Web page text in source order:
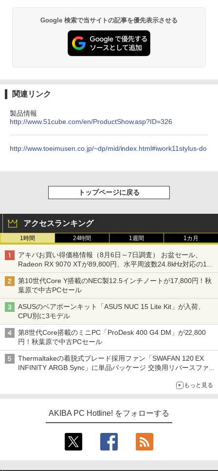
Google 検索で当サイトの記事を優先表示させる
関連リンク
製品情報
http://www.51cube.com/en/ProductShow.asp?ID=326
http://www.toeimusen.co.jp/~dp/mid/index.html#iwork11stylus-do
トップページに戻る
アクセスランキング
1時間 24時間 1週間 1カ月
アキバお買い得価格情報（8月6日～7日調査） お盆セール、
Radeon RX 9070 XTが89,800円、水平周波数24.8kHz対応の17
型モニターが9,801円、暑さ指数連動セール ほか
第10世代Core Y搭載のNEC製12.5インチノートが17,800円！秋
葉原で中古PCセール
ASUSのベアボーンキット「ASUS NUC 15 Lite Kit」が入荷、
CPU別に3モデル
第8世代Core搭載のミニPC「ProDesk 400 G4 DM」が22,800
円！秋葉原で中古PCセール
Thermaltakeの着脱式ブレード採用ファン「SWAFAN 120 EX
INFINITY ARGB Sync」に単品パッケージ 交換用リバースファ
もっと見る
AKIBA PC Hotline! をフォローする